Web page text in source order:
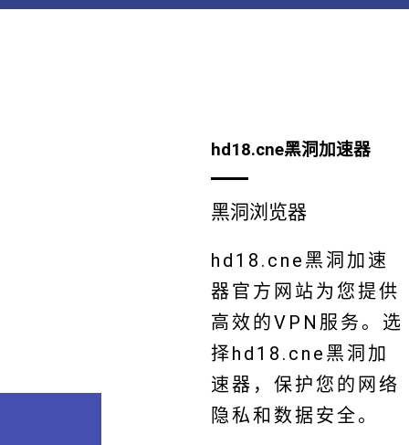
hd18.cne黑洞加速器
黑洞浏览器
hd18.cne黑洞加速
器官方网站为您提供
高效的VPN服务。选
择hd18.cne黑洞加
速器，保护您的网络
隐私和数据安全。